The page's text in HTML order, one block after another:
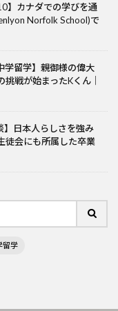
】カナダでの学びを通
Norfolk School)で
学留学】親御様の偉大
戦が始まったKくん｜
】日本人らしさを強み
徒会にも所属した卒業
留学